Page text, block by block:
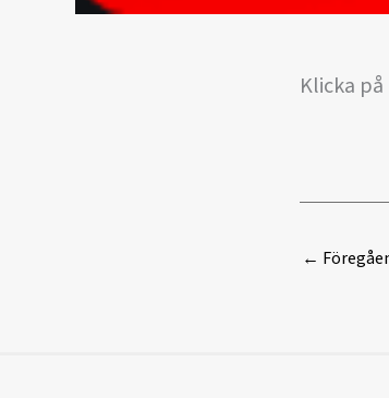
Klicka
←